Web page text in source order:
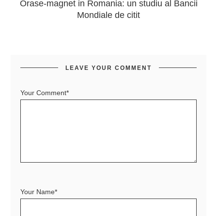
Orase-magnet in Romania: un studiu al Bancii
Mondiale de citit
LEAVE YOUR COMMENT
Your Comment*
Your Name*